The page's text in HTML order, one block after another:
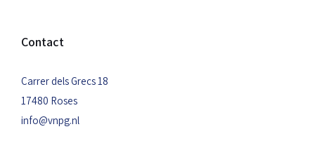
Contact
Carrer dels Grecs 18
17480 Roses
info@vnpg.nl